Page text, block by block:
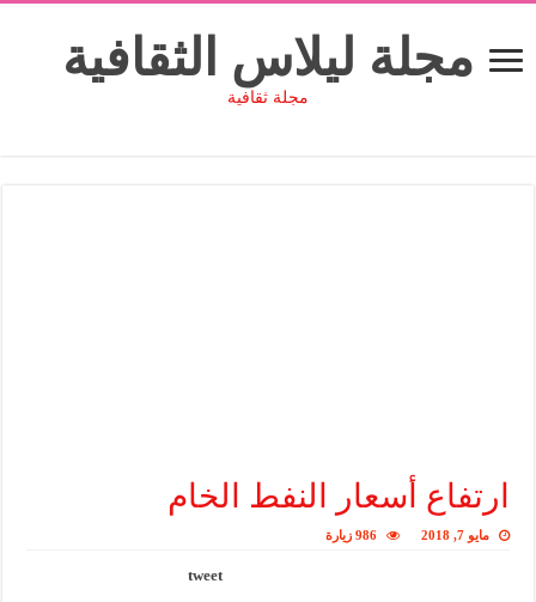
مجلة ليلاس الثقافية
مجلة ثقافية
ارتفاع أسعار النفط الخام
مايو 7, 2018 986 زيارة
tweet